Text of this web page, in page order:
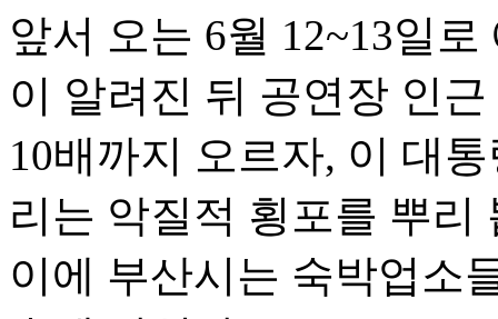
앞서 오는 6월 12~13일
이 알려진 뒤 공연장 인
10배까지 오르자, 이 대
리는 악질적 횡포를 뿌리
이에 부산시는 숙박업소